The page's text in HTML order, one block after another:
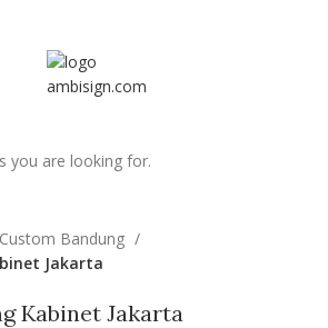
Bandung
Jakarta
Kabinet Jakarta
you are looking for.